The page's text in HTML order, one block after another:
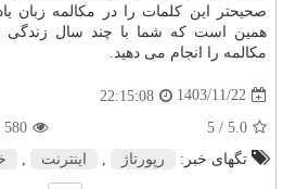
صحیحتر این کلمات را در مکالمه زبان
همین است که شما با چند سال زندگی
مکالمه را انجام می دهید.
1403/11/22
22:15:08
5.0
/ 5
580
تگهای خبر:
رپورتاژ , اینترنت ,